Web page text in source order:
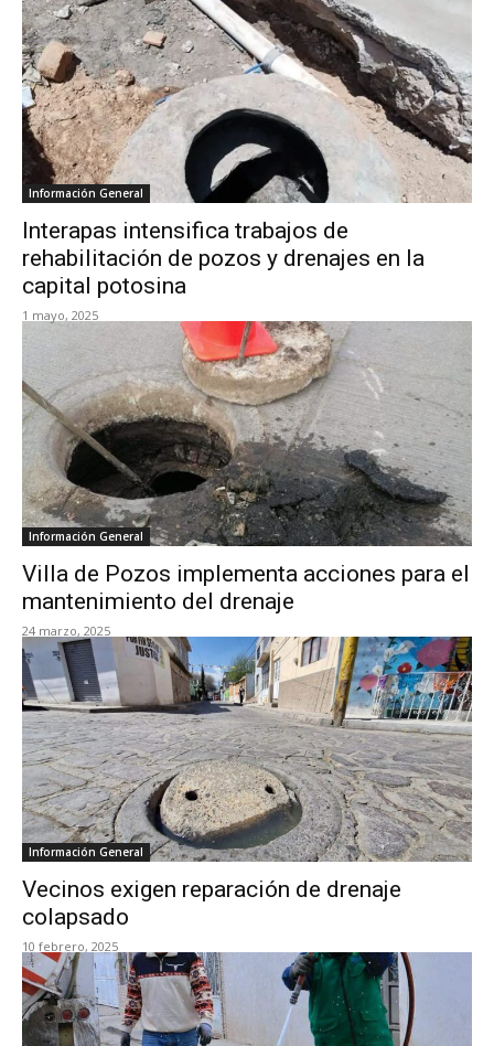
Información General
Interapas intensifica trabajos de
rehabilitación de pozos y drenajes en la
capital potosina
1 mayo, 2025
Información General
Villa de Pozos implementa acciones para el
mantenimiento del drenaje
24 marzo, 2025
Información General
Vecinos exigen reparación de drenaje
colapsado
10 febrero, 2025